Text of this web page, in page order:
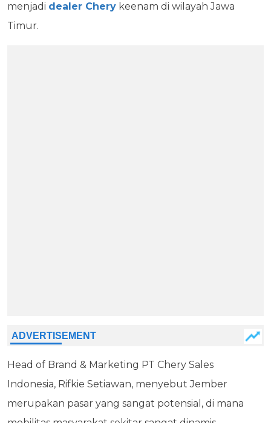
menjadi dealer Chery keenam di wilayah Jawa
Timur.
Head of Brand & Marketing PT Chery Sales
Indonesia, Rifkie Setiawan, menyebut Jember
merupakan pasar yang sangat potensial, di mana